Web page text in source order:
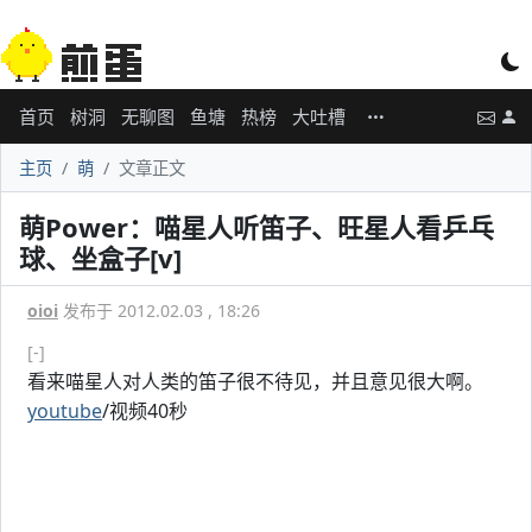
首页 树洞 无聊图 鱼塘 热榜 大吐槽
主页 萌 文章正文
萌Power：喵星人听笛子、旺星人看乒乓
球、坐盒子[v]
oioi 发布于 2012.02.03 , 18:26
[-]
看来喵星人对人类的笛子很不待见，并且意见很大啊。
youtube/视频40秒